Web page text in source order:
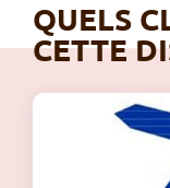
QUELS
CETTE